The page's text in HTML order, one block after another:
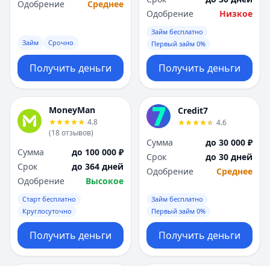
Одобрение
Среднее
Займ Срочно
Получить деньги
Одобрение
Низкое
Займ бесплатно
Первый займ 0%
Получить деньги
MoneyMan
4.8
(18отзывов)
Сумма
до 100 000 ₽
Срок
до 364 дней
Одобрение
Высокое
Старт бесплатно
Круглосуточно
Получить деньги
Credit7
4.6
Сумма
до 30 000 ₽
Срок
до 30 дней
Одобрение
Среднее
Займ бесплатно
Первый займ 0%
Получить деньги